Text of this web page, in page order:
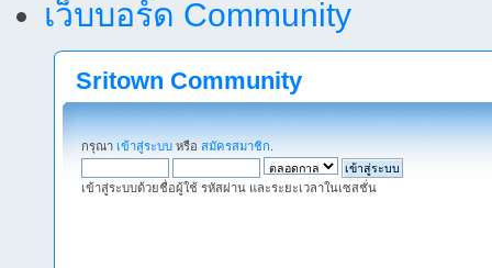
เว็บบอร์ด Community
Sritown Community
กรุณา เข้าสู่ระบบ หรือ สมัครสมาชิก
เข้าสู่ระบบด้วยชื่อผู้ใช้ รหัสผ่าน และระยะเวลาในเซสชั่น